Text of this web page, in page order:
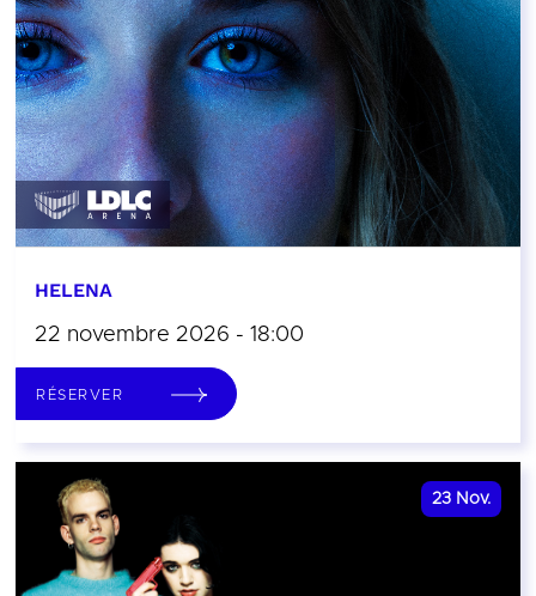
HELENA
22 novembre 2026 - 18:00
RÉSERVER
23 Nov.